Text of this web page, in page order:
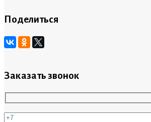
Поделиться
Заказать звонок